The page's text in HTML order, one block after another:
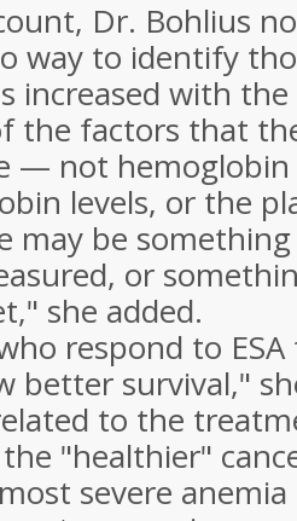
Dr. Bohlius
way to identify
increased with the
the factors that
— not hemoglobin
levels, or the
may be
or
she added.
respond to
better survival,"
to the
"healthier"
severe